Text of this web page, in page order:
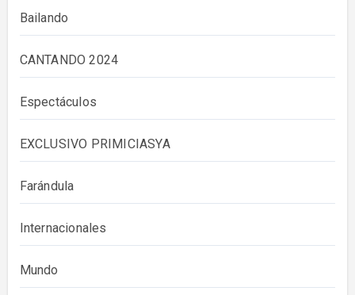
Bailando
CANTANDO 2024
Espectáculos
EXCLUSIVO PRIMICIASYA
Farándula
Internacionales
Mundo